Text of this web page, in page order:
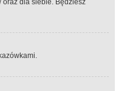
oraz dla siebie. Będziesz